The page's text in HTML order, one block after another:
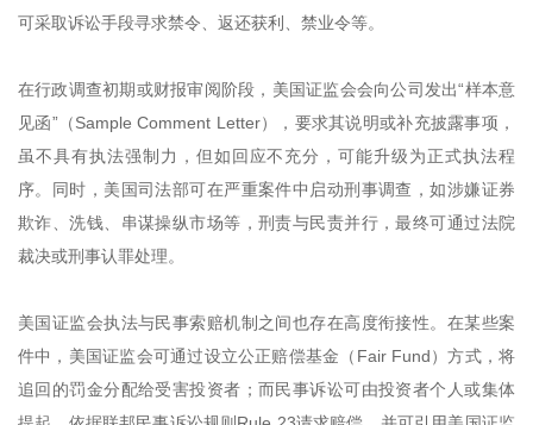
可采取诉讼手段寻求禁令、返还获利、禁业令等。
在行政调查初期或财报审阅阶段，美国证监会会向公司发出“样本意
见函”（Sample Comment Letter），要求其说明或补充披露事项，
虽不具有执法强制力，但如回应不充分，可能升级为正式执法程
序。同时，美国司法部可在严重案件中启动刑事调查，如涉嫌证券
欺诈、洗钱、串谋操纵市场等，刑责与民责并行，最终可通过法院
裁决或刑事认罪处理。
美国证监会执法与民事索赔机制之间也存在高度衔接性。在某些案
件中，美国证监会可通过设立公正赔偿基金（Fair Fund）方式，将
追回的罚金分配给受害投资者；而民事诉讼可由投资者个人或集体